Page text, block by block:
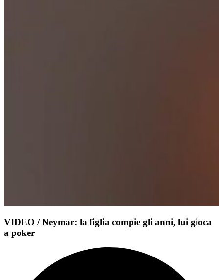
VIDEO / Neymar: la figlia compie gli anni, lui gioca
a poker